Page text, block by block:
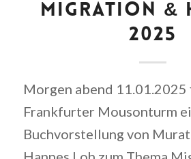
MIGRATION &
2025
Morgen abend
Frankfurter Mousonturm
Buchvorstellung von